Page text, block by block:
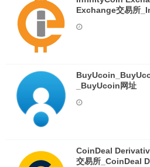
Exchange交易所
_BuyUcoin网址
CoinDeal
交易所_CoinDeal